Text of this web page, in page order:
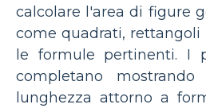
calcolare l'area di figure
come quadrati, rettangoli
le formule pertinenti. I
completano
lunghezza attorno a